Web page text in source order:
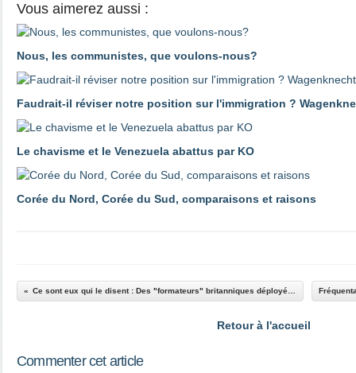
Vous aimerez aussi :
Nous, les communistes, que voulons-nous?
Faudrait-il réviser notre position sur l'immigration ?
Le chavisme et le Venezuela abattus par KO
Corée du Nord, Corée du Sud, comparaisons et raisons
Retour à l'accueil
Commenter cet article